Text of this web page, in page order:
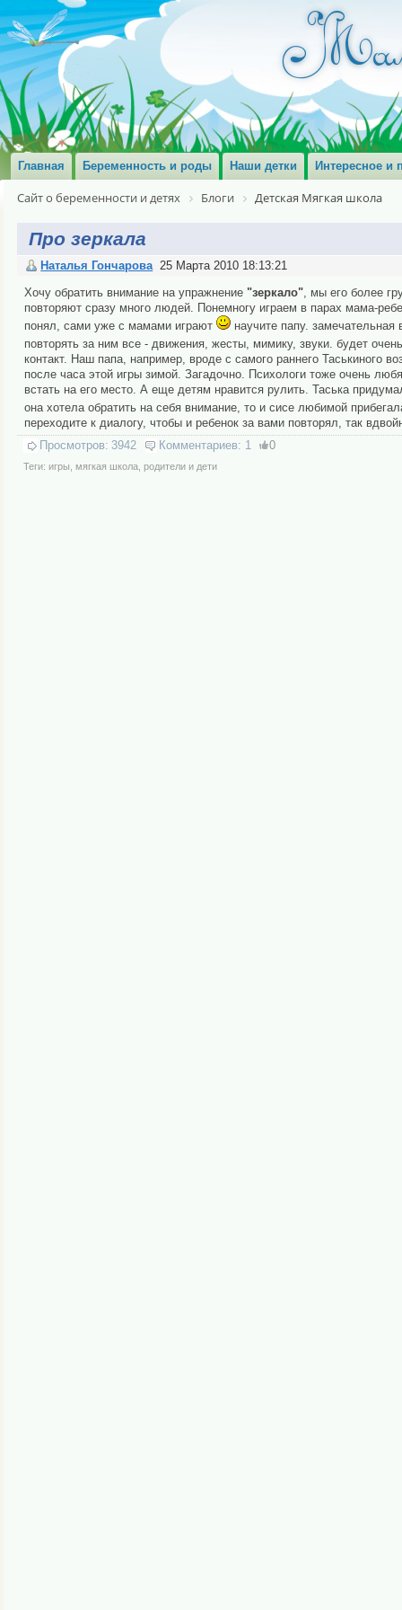
Главная Беременность и роды Наши детки Интересное и
Сайт о беременности и детях Блоги Детская Мягкая школа
Про зеркала
Наталья Гончарова 25 Марта 2010 18:13:21
Хочу обратить внимание на упражнение "зеркало", мы его более
повторяют сразу много людей. Понемногу играем в парах мама-
понял, сами уже с мамами играют
научите папу. замечательная
повторять за ним все - движения, жесты, мимику, звуки. будет
контакт. Наш папа, например, вроде с самого раннего Таськиного
после часа этой игры зимой. Загадочно. Психологи тоже очень
встать на его место. А еще детям нравится рулить. Таська
она хотела обратить на себя внимание, то и сисе любимой
переходите к диалогу, чтобы и ребенок за вами повторял, так
Просмотров: 3942 Комментариев: 1 0
Теги: игры мягкая школа, родители и дети